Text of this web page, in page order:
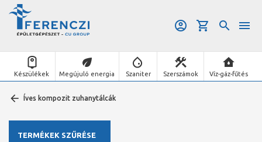
Készülékek Megújuló energia Szaniter Szerszámok Víz-gáz-fűtés
Íves kompozit zuhanytálcák
TERMÉKEK SZŰRÉSE